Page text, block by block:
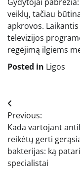
veiklų, tačiau
apkrovos.
televizijos
regėjimą ilgiems
Posted in Ligos
Navigacija
tarp
įrašų
Previous:
Kada vartojant
reikėtų gerti
bakterijas: ką
specialistai